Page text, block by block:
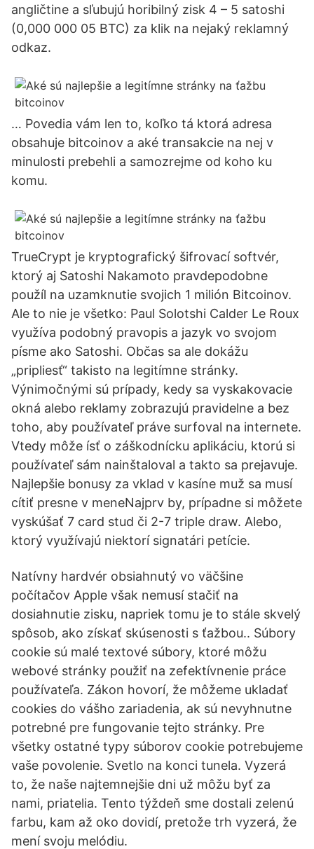
angličtine a sľubujú horibilný zisk 4 – 5 satoshi
(0,000 000 05 BTC) za klik na nejaký reklamný
odkaz.
… Povedia vám len to, koľko tá ktorá adresa
obsahuje bitcoinov a aké transakcie na nej v
minulosti prebehli a samozrejme od koho ku
komu.
TrueCrypt je kryptografický šifrovací softvér,
ktorý aj Satoshi Nakamoto pravdepodobne
použíl na uzamknutie svojich 1 milión Bitcoinov.
Ale to nie je všetko: Paul Solotshi Calder Le Roux
využíva podobný pravopis a jazyk vo svojom
písme ako Satoshi. Občas sa ale dokážu
„pripliesť“ takisto na legitímne stránky.
Výnimočnými sú prípady, kedy sa vyskakovacie
okná alebo reklamy zobrazujú pravidelne a bez
toho, aby používateľ práve surfoval na internete.
Vtedy môže ísť o záškodnícku aplikáciu, ktorú si
používateľ sám nainštaloval a takto sa prejavuje.
Najlepšie bonusy za vklad v kasíne muž sa musí
cítiť presne v meneNajprv by, prípadne si môžete
vyskúšať 7 card stud či 2-7 triple draw. Alebo,
ktorý využívajú niektorí signatári petície.
Natívny hardvér obsiahnutý vo väčšine
počítačov Apple však nemusí stačiť na
dosiahnutie zisku, napriek tomu je to stále skvelý
spôsob, ako získať skúsenosti s ťažbou.. Súbory
cookie sú malé textové súbory, ktoré môžu
webové stránky použiť na zefektívnenie práce
používateľa. Zákon hovorí, že môžeme ukladať
cookies do vášho zariadenia, ak sú nevyhnutne
potrebné pre fungovanie tejto stránky. Pre
všetky ostatné typy súborov cookie potrebujeme
vaše povolenie. Svetlo na konci tunela. Vyzerá
to, že naše najtemnejšie dni už môžu byť za
nami, priatelia. Tento týždeň sme dostali zelenú
farbu, kam až oko dovidí, pretože trh vyzerá, že
mení svoju melódiu.